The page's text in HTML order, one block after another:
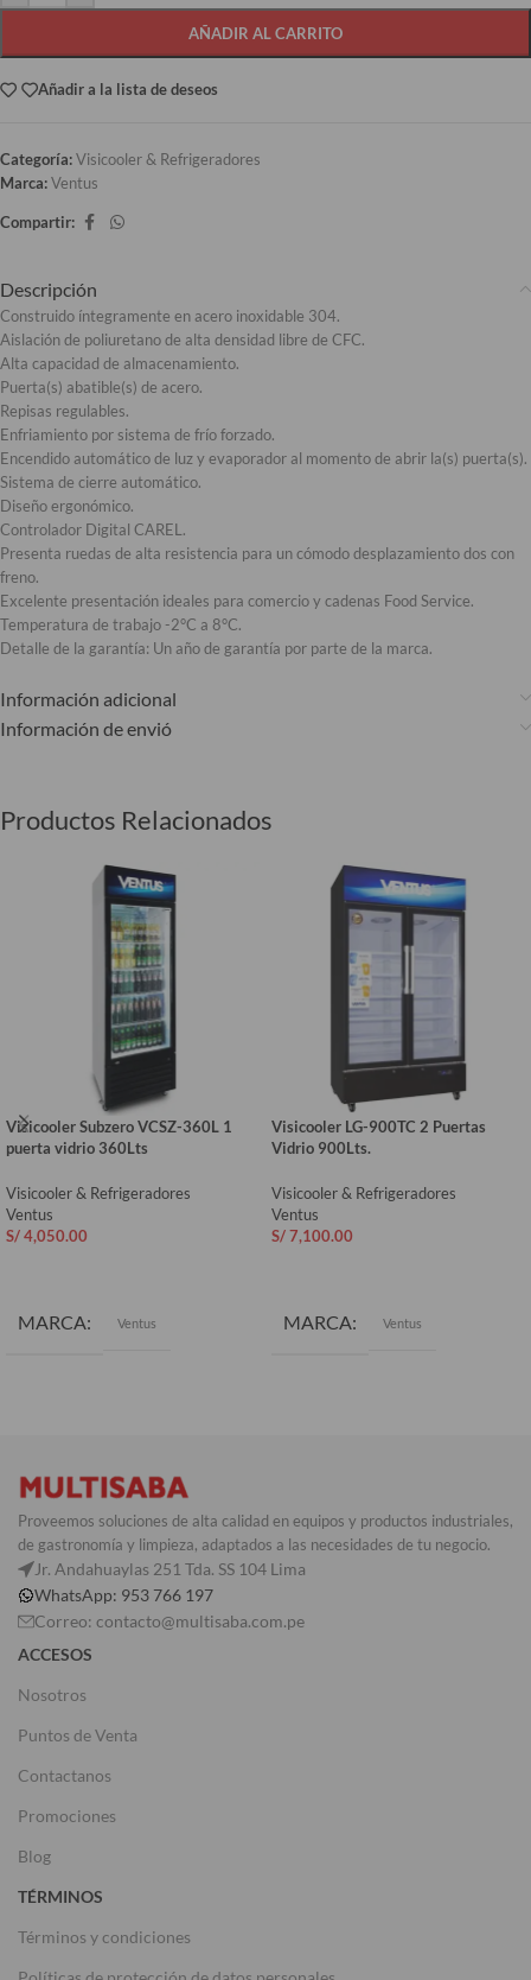
AÑADIR AL CARRITO
Añadir a la lista de deseos
Categoría:Visicooler & Refrigeradores
Marca:Ventus
Compartir:
Descripción
Construido íntegramente en acero inoxidable 304.
Aislación de poliuretano de alta densidad libre de CFC.
Alta capacidad de almacenamiento.
Puerta(s) abatible(s) de acero.
Repisas regulables.
Enfriamiento por sistema de frío forzado.
Encendido automático de luz y evaporador al momento de abrir la(s) puerta(s).
Sistema de cierre automático.
Diseño ergonómico.
Controlador Digital CAREL.
Presenta ruedas de alta resistencia para un cómodo desplazamiento dos con
freno.
Excelente presentación ideales para comercio y cadenas Food Service.
Temperatura de trabajo -2°C a 8°C.
Detalle de la garantía: Un año de garantía por parte de la marca.
Información adicional
Información de envió
Productos Relacionados
Visicooler Subzero VCSZ-360L 1
puerta vidrio 360Lts
Visicooler & Refrigeradores
Ventus
S/4,050.00
MARCA Ventus
Visicooler LG-900TC 2 Puertas
Vidrio 900Lts.
Visicooler & Refrigeradores
Ventus
S/7,100.00
MARCA Ventus
Proveemos soluciones de alta calidad en equipos y productos industriales,
de gastronomía y limpieza, adaptados a las necesidades de tu negocio.
Jr. Andahuaylas 251 Tda. SS 104 Lima
WhatsApp: 953 766 197
Correo: contacto@multisaba.com.pe
ACCESOS
Nosotros
Puntos de Venta
Contactanos
Promociones
Blog
TÉRMINOS
Términos y condiciones